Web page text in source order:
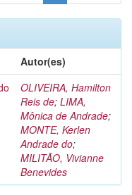
Autor(es)
OLIVEIRA, Hamilton
Reis de; LIMA,
Mônica de Andrade;
MONTE, Kerlen
Andrade do;
MILITÃO, Vivianne
Benevides